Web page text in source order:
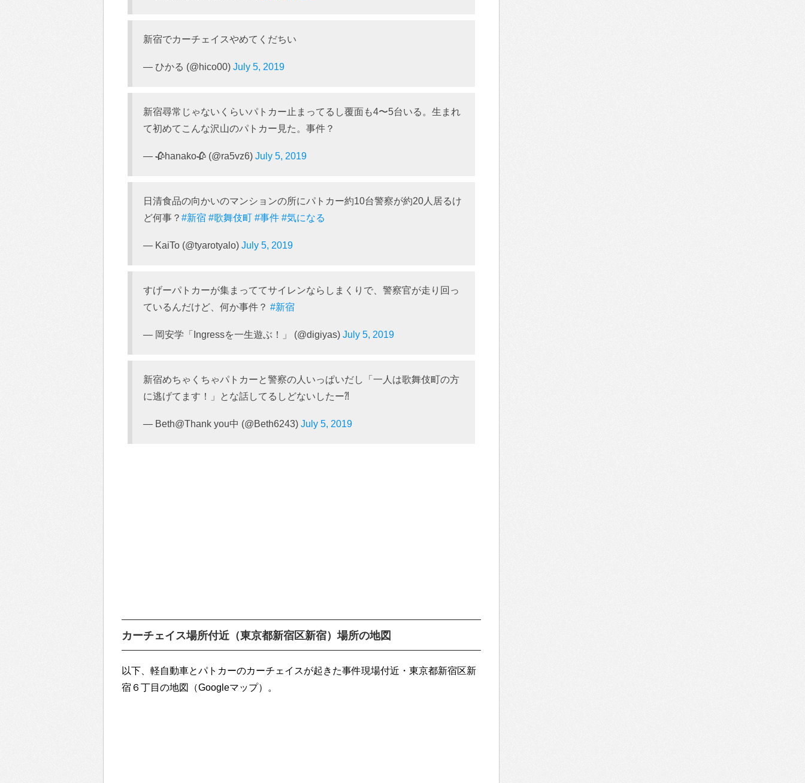
新宿でカーチェイスやめてくだちい
— ひかる (@hico00) July 5, 2019
新宿尋常じゃないくらいパトカー止まってるし覆面も4〜5台いる。生まれ
て初めてこんな沢山のパトカー見た。事件？
— 🥀hanako🥀 (@ra5vz6) July 5, 2019
日清食品の向かいのマンションの所にパトカー約10台警察が約20人居るけ
ど何事？ #新宿 #歌舞伎町 #事件 #気になる
— KaiTo (@tyarotyalo) July 5, 2019
すげーパトカーが集まっててサイレンならしまくりで、警察官が走り回っ
ているんだけど、何か事件？ #新宿
— 岡安学「Ingressを一生遊ぶ！」 (@digiyas) July 5, 2019
新宿めちゃくちゃパトカーと警察の人いっぱいだし「一人は歌舞伎町の方
に逃げてます！」とな話してるしどないしたー⁈
— Beth@Thank you中 (@Beth6243) July 5, 2019
カーチェイス場所付近（東京都新宿区新宿）場所の地図
以下、軽自動車とパトカーのカーチェイスが起きた事件現場付近・東京都新宿区新
宿６丁目の地図（Googleマップ）。